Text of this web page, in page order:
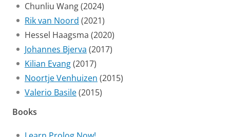
Chunliu Wang (2024)
Rik van Noord (2021)
Hessel Haagsma (2020)
Johannes Bjerva (2017)
Kilian Evang(2017)
Noortje Venhuizen (2015)
Valerio Basile(2015)
Books